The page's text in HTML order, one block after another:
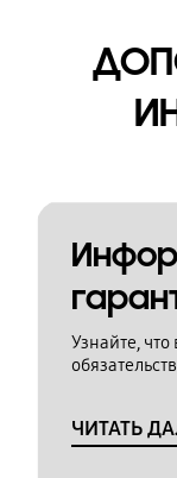
Узнайте,
ЧИТАТЬ